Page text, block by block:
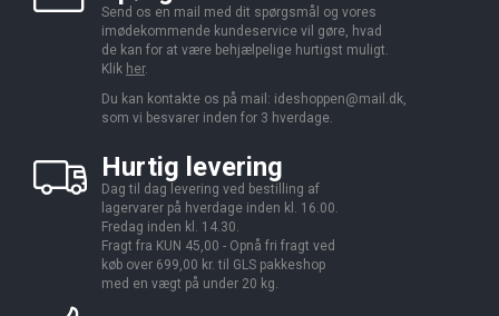
Send os en mail med dit spørgsmål og vores
imødekommende kundeservice vil gøre, hvad
de kan for at være behjælpelige hurtigst muligt.
Klik her.
Du kan kontakte os på mail: ideshoppen@mail.dk,
som vi besvarer inden for 3 hverdage.
Hurtig levering
Dag til dag levering ved bestilling af
lagervarer på hverdage inden kl. 16.00.
Fredag inden kl. 14.30.
Fragt fra KUN 45,00 - Opnå fri fragt ved
køb over 699,00 kr. til GLS pakkeshop
med en vægt på under 20 kg.